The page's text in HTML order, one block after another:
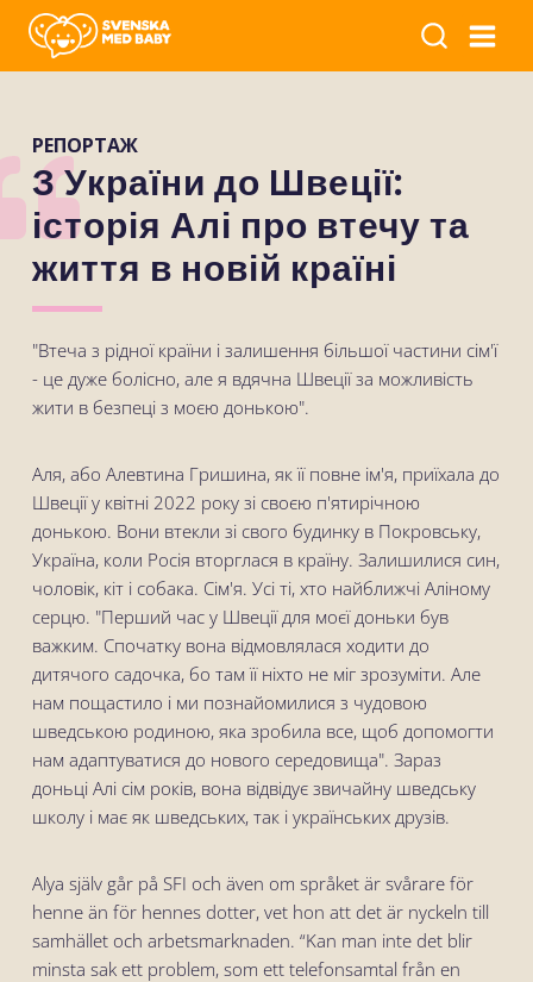
РЕПОРТАЖ
З України до Швеції:
історія Алі про втечу та
життя в новій країні
"Втеча з рідної країни і залишення більшої частини сім'ї
- це дуже болісно, але я вдячна Швеції за можливість
жити в безпеці з моєю донькою".
Аля, або Алевтина Гришина, як її повне ім'я, приїхала до
Швеції у квітні 2022 року зі своєю п'ятирічною
донькою. Вони втекли зі свого будинку в Покровську,
Україна, коли Росія вторглася в країну. Залишилися син,
чоловік, кіт і собака. Сім'я. Усі ті, хто найближчі Аліному
серцю. "Перший час у Швеції для моєї доньки був
важким. Спочатку вона відмовлялася ходити до
дитячого садочка, бо там її ніхто не міг зрозуміти. Але
нам пощастило і ми познайомилися з чудовою
шведською родиною, яка зробила все, щоб допомогти
нам адаптуватися до нового середовища". Зараз
доньці Алі сім років, вона відвідує звичайну шведську
школу і має як шведських, так і українських друзів.
Alya själv går på SFI och även om språket är svårare för
henne än för hennes dotter, vet hon att det är nyckeln till
samhället och arbetsmarknaden. “Kan man inte det blir
minsta sak ett problem, som ett telefonsamtal från en